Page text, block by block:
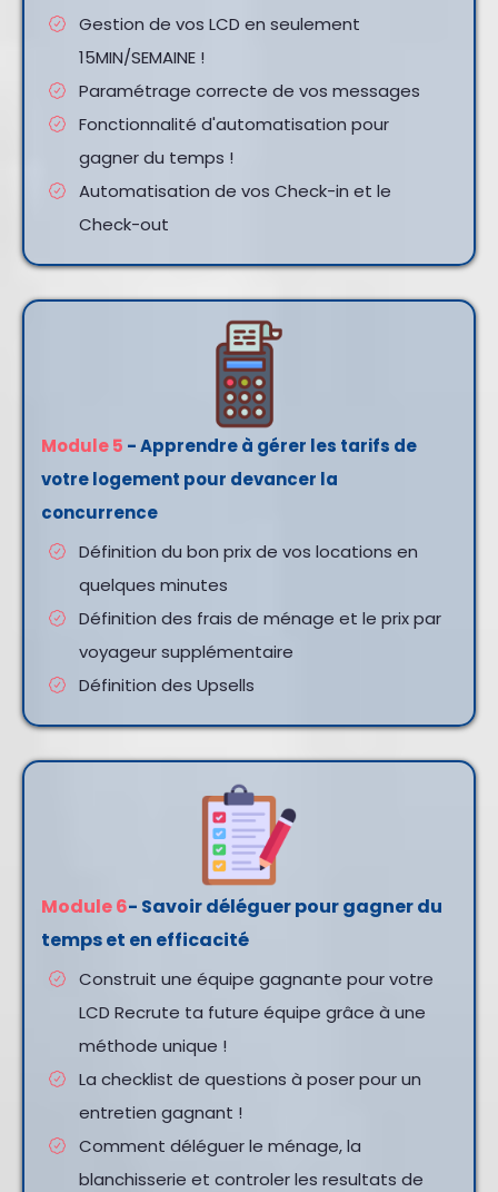
Gestion de vos LCD en seulement
15MIN/SEMAINE !
Paramétrage correcte de vos messages
Fonctionnalité d'automatisation pour
gagner du temps !
Automatisation de vos Check-in et le
Check-out
Module 5 - Apprendre à gérer les tarifs de
votre logement pour devancer la
concurrence
Définition du bon prix de vos locations en
quelques minutes
Définition des frais de ménage et le prix par
voyageur supplémentaire
Définition des Upsells
Module 6- Savoir déléguer pour gagner du
temps et en efficacité
Construit une équipe gagnante pour votre
LCD Recrute ta future équipe grâce à une
méthode unique !
La checklist de questions à poser pour un
entretien gagnant !
Comment déléguer le ménage, la
blanchisserie et controler les resultats de